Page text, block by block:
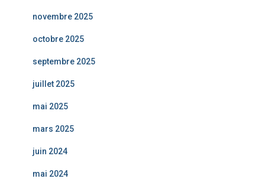
novembre 2025
octobre 2025
septembre 2025
juillet 2025
mai 2025
mars 2025
juin 2024
mai 2024